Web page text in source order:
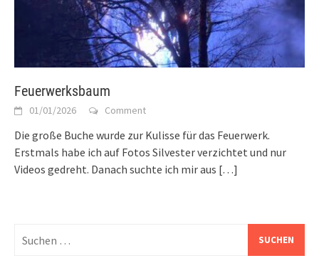
Feuerwerksbaum
01/01/2026 Comment
Die große Buche wurde zur Kulisse für das Feuerwerk.
Erstmals habe ich auf Fotos Silvester verzichtet und nur
Videos gedreht. Danach suchte ich mir aus […]
nach: